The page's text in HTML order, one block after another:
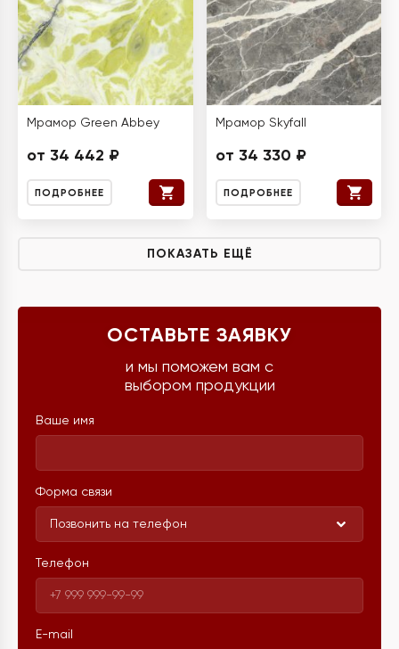
Мрамор Green Abbey
от 34 442 ₽
ПОДРОБНЕЕ
Мрамор Skyfall
от 34 330 ₽
ПОДРОБНЕЕ
ПОКАЗАТЬ ЕЩЁ
ОСТАВЬТЕ ЗАЯВКУ
и мы поможем вам с
выбором продукции
Ваше имя
Форма связи
Позвонить на телефон
Телефон
E-mail